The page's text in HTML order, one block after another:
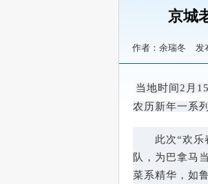
京城
作者：余瑞冬 发
当地时间2月
农历新年一系
此次“欢乐春
队，为巴拿马
菜系精华，如